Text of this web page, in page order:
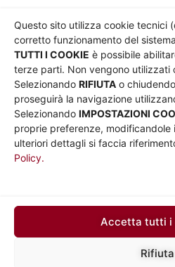
Questo sito utilizza cookie tecnici
corretto funzionamento del
TUTTI I COOKIE è possibile
terze parti. Non vengono utilizzati
Selezionando RIFIUTA o
proseguirà la navigazione
Selezionando IMPOSTAZIONI
proprie preferenze, modificandole
ulteriori dettagli si faccia
Policy.
Accetta tutti i
Rifiuta
Chi siamo
Governance
Whistleblowing
Co-Marketing
Social media policy
Informativa Cookie
Informativa Sito web e
social media
Note
UTILITÀ
Car Sharing Roma